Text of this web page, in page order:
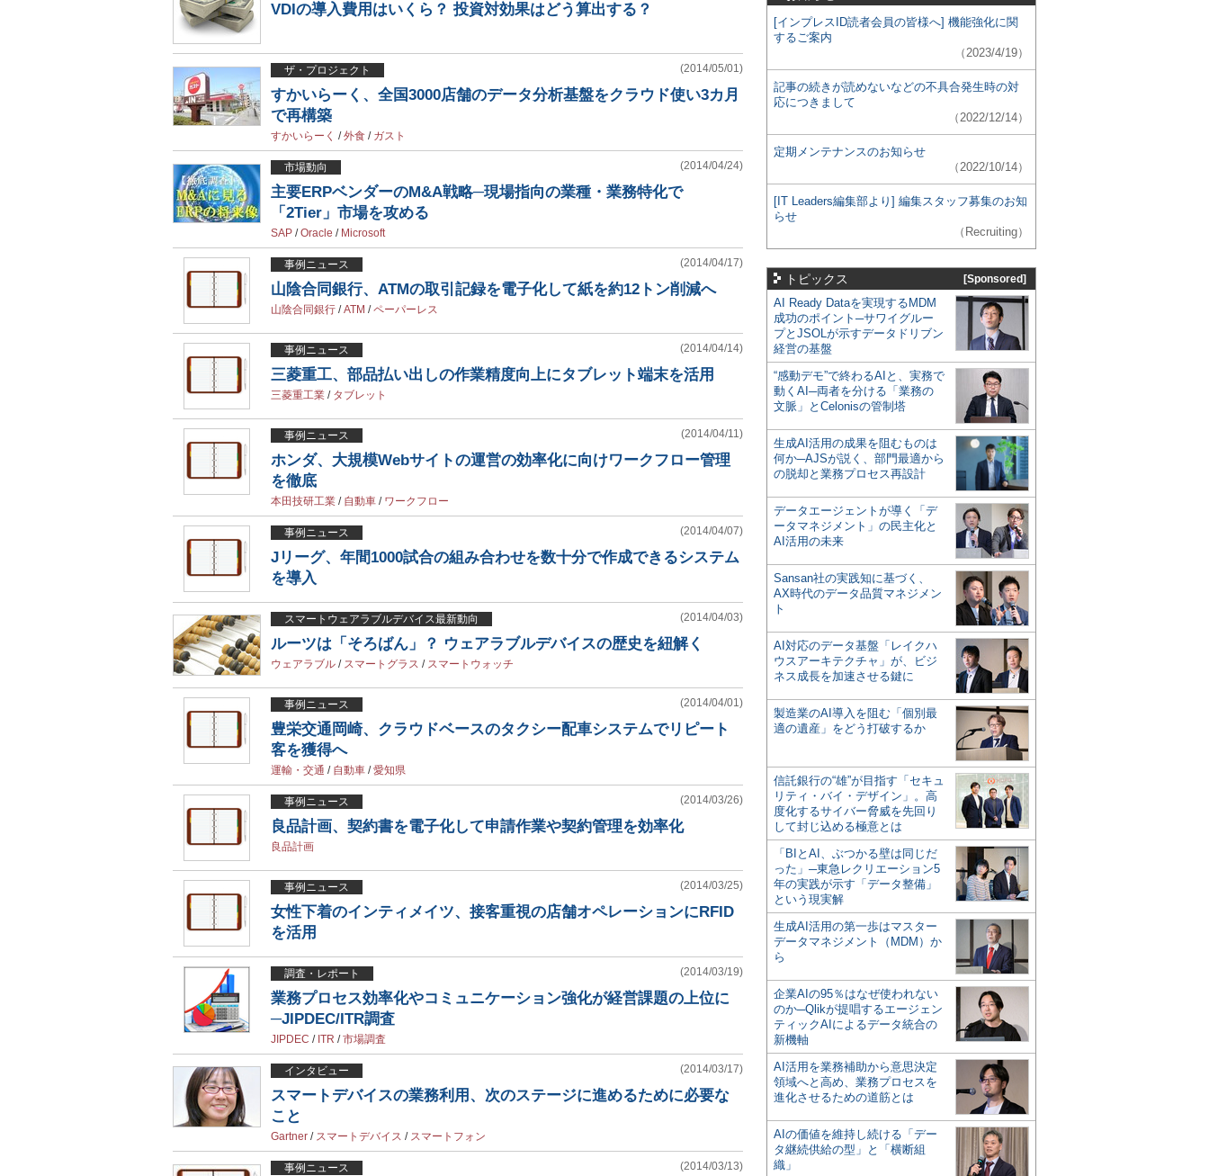
VDIの導入費用はいくら？ 投資対効果はどう算出する？
ザ・プロジェクト (2014/05/01)
すかいらーく、全国3000店舗のデータ分析基盤をクラウド使い3カ月
で再構築
すかいらーく /外食 / ガスト
市場動向 (2014/04/24)
主要ERPベンダーのM&A戦略─現場指向の業種・業務特化で
「2Tier」市場を攻める
SAP /Oracle / Microsoft
事例ニュース (2014/04/17)
山陰合同銀行、ATMの取引記録を電子化して紙を約12トン削減へ
山陰合同銀行 /ATM /ペーパーレス
事例ニュース (2014/04/14)
三菱重工、部品払い出しの作業精度向上にタブレット端末を活用
三菱重工業 / タブレット
事例ニュース (2014/04/11)
ホンダ、大規模Webサイトの運営の効率化に向けワークフロー管理
を徹底
本田技研工業 / 自動車 / ワークフロー
事例ニュース (2014/04/07)
Jリーグ、年間1000試合の組み合わせを数十分で作成できるシステム
を導入
スマートウェアラブルデバイス最新動向 (2014/04/03)
ルーツは「そろばん」？ ウェアラブルデバイスの歴史を紐解く
ウェアラブル / スマートグラス / スマートウォッチ
事例ニュース (2014/04/01)
豊栄交通岡崎、クラウドベースのタクシー配車システムでリピート
客を獲得へ
運輸・交通 / 自動車 /愛知県
事例ニュース (2014/03/26)
良品計画、契約書を電子化して申請作業や契約管理を効率化
良品計画
事例ニュース (2014/03/25)
女性下着のインティメイツ、接客重視の店舗オペレーションにRFID
を活用
調査・レポート (2014/03/19)
業務プロセス効率化やコミュニケーション強化が経営課題の上位に
─JIPDEC/ITR調査
JIPDEC / ITR /市場調査
インタビュー (2014/03/17)
スマートデバイスの業務利用、次のステージに進めるために必要な
こと
Gartner / スマートデバイス / スマートフォン
事例ニュース (2014/03/13)
[インプレスID読者会員の皆様へ] 機能強化に関
するご案内
（2023/4/19）
記事の続きが読めないなどの不具合発生時の対
応につきまして
（2022/12/14）
定期メンテナンスのお知らせ
（2022/10/14）
[IT Leaders編集部より] 編集スタッフ募集のお知
らせ
（Recruiting）
トピックス [Sponsored]
AI Ready Dataを実現するMDM
成功のポイント─サワイグルー
プとJSOLが示すデータドリブン
経営の基盤
“感動デモ”で終わるAIと、実務で
動くAI─両者を分ける「業務の
文脈」とCelonisの管制塔
生成AI活用の成果を阻むものは
何か─AJSが説く、部門最適から
の脱却と業務プロセス再設計
データエージェントが導く「デ
ータマネジメント」の民主化と
AI活用の未来
Sansan社の実践知に基づく、
AX時代のデータ品質マネジメン
ト
AI対応のデータ基盤「レイクハ
ウスアーキテクチャ」が、ビジ
ネス成長を加速させる鍵に
製造業のAI導入を阻む「個別最
適の遺産」をどう打破するか
信託銀行の“雄”が目指す「セキュ
リティ・バイ・デザイン」。高
度化するサイバー脅威を先回り
して封じ込める極意とは
「BIとAI、ぶつかる壁は同じだ
った」─東急レクリエーション5
年の実践が示す「データ整備」
という現実解
生成AI活用の第一歩はマスター
データマネジメント（MDM）か
ら
企業AIの95％はなぜ使われない
のか─Qlikが提唱するエージェン
ティックAIによるデータ統合の
新機軸
AI活用を業務補助から意思決定
領域へと高め、業務プロセスを
進化させるための道筋とは
AIの価値を維持し続ける「デー
タ継続供給の型」と「横断組
織」